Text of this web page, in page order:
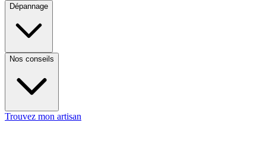
Dépannage
Nos conseils
Trouvez mon artisan